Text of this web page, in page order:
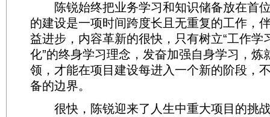
陈锐始终把业务学习和知识储备放在首
的建设是一项时间跨度长且无重复的工作，
益进步，内容革新的很快，只有树立“工作学
化”的终身学习理念，发奋加强自身学习，炼
领，才能在项目建设每进入一个新的阶段，
备的边界。
很快，陈锐迎来了人生中重大项目的挑